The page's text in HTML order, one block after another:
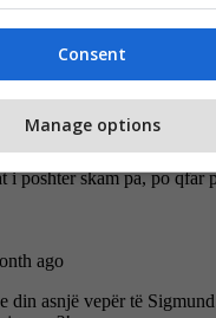
Consent
Manage options